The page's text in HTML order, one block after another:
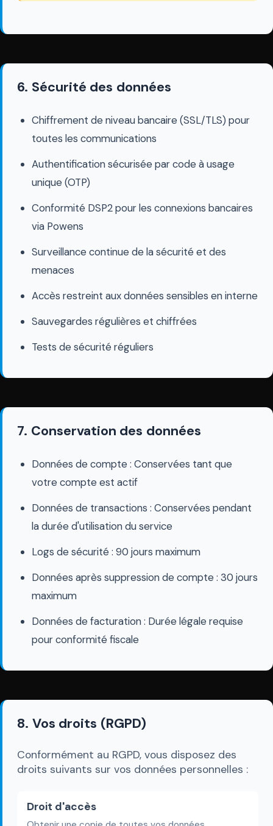
6. Sécurité des données
Chiffrement de niveau bancaire (SSL/TLS) pour
toutes les communications
Authentification sécurisée par code à usage
unique (OTP)
Conformité DSP2 pour les connexions bancaires
via Powens
Surveillance continue de la sécurité et des
menaces
Accès restreint aux données sensibles en interne
Sauvegardes régulières et chiffrées
Tests de sécurité réguliers
7. Conservation des données
Données de compte : Conservées tant que
votre compte est actif
Données de transactions : Conservées pendant
la durée d'utilisation du service
Logs de sécurité : 90 jours maximum
Données après suppression de compte : 30 jours
maximum
Données de facturation : Durée légale requise
pour conformité fiscale
8. Vos droits (RGPD)
Conformément au RGPD, vous disposez des
droits suivants sur vos données personnelles :
Droit d'accès